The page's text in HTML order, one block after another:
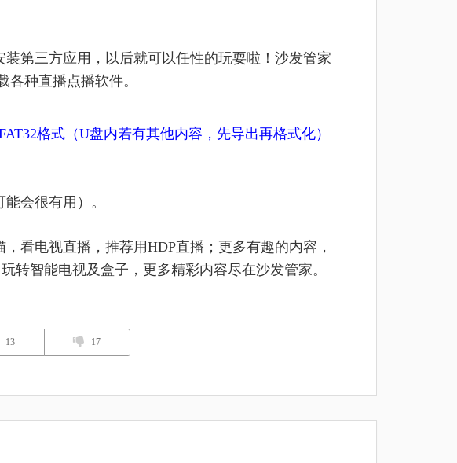
第三方应用，以后就可以任性的玩耍啦！沙发管家
种直播点播软件。
格式（U盘内若有其他内容，先导出再格式化）
会很有用）。
看电视直播，推荐用HDP直播；更多有趣的内容，
转智能电视及盒子，更多精彩内容尽在沙发管家。
13 17